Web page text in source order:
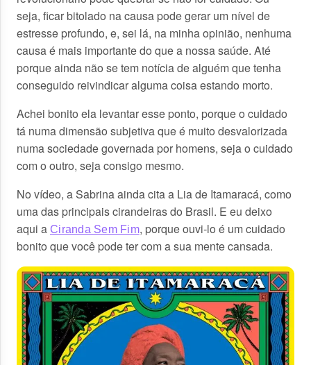
seja, ficar bitolado na causa pode gerar um nível de
estresse profundo, e, sei lá, na minha opinião, nenhuma
causa é mais importante do que a nossa saúde. Até
porque ainda não se tem notícia de alguém que tenha
conseguido reivindicar alguma coisa estando morto.
Achei bonito ela levantar esse ponto, porque o cuidado
tá numa dimensão subjetiva que é muito desvalorizada
numa sociedade governada por homens, seja o cuidado
com o outro, seja consigo mesmo.
No vídeo, a Sabrina ainda cita a Lia de Itamaracá, como
uma das principais cirandeiras do Brasil. E eu deixo
aqui a Ciranda Sem Fim, porque ouvi-lo é um cuidado
bonito que você pode ter com a sua mente cansada.